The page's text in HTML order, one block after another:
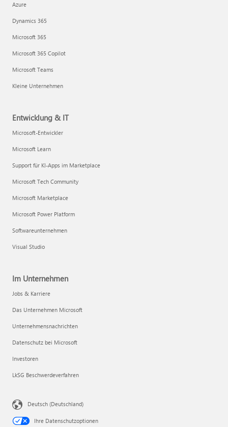
Azure
Dynamics 365
Microsoft 365
Microsoft 365 Copilot
Microsoft Teams
Kleine Unternehmen
Entwicklung & IT
Microsoft-Entwickler
Microsoft Learn
Support für KI-Apps im Marketplace
Microsoft Tech Community
Microsoft Marketplace
Microsoft Power Platform
Softwareunternehmen
Visual Studio
Im Unternehmen
Jobs & Karriere
Das Unternehmen Microsoft
Unternehmensnachrichten
Datenschutz bei Microsoft
Investoren
LkSG Beschwerdeverfahren
Deutsch (Deutschland)
Ihre Datenschutzoptionen